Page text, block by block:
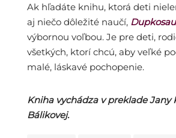
Ak hľadáte knihu, ktorá deti
aj niečo dôležité naučí,
výbornou voľbou. Je pre deti,
všetkých, ktorí chcú, aby veľké
malé, láskavé pochopenie.
Kniha vychádza v preklade Jany
Bálikovej.